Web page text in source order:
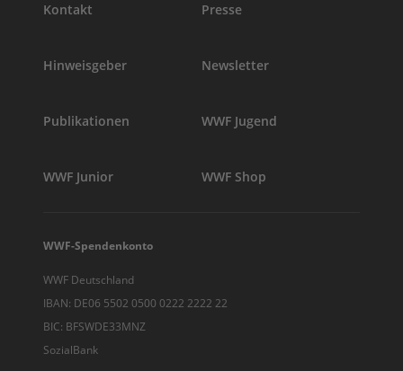
Kontakt Presse
Hinweisgeber Newsletter
Publikationen WWF Jugend
WWF Junior WWF Shop
WWF-Spendenkonto
WWF Deutschland
IBAN: DE06 5502 0500 0222 2222 22
BIC: BFSWDE33MNZ
SozialBank